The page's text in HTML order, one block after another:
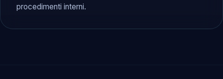
procedimenti interni.